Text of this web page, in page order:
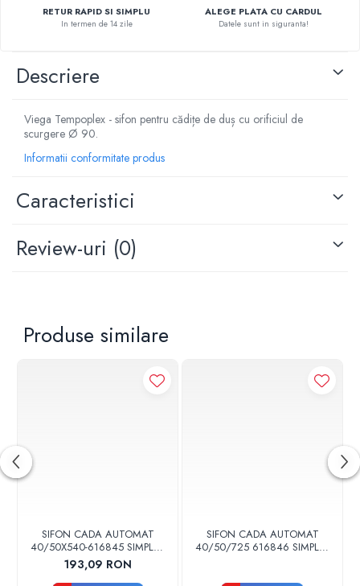
Pompe de caldura
RETUR RAPID SI SIMPLU
In termen de 14 zile
ALEGE PLATA CU CARDUL
Datele sunt in siguranta!
Descriere
Viega Tempoplex - sifon pentru cădițe de duș cu orificiul de
scurgere Ø 90.
Informatii conformitate produs
Caracteristici
Review-uri (0)
Produse similare
SIFON CADA AUTOMAT
40/50X540-616845 SIMPLEX
VIEGA
193,09 RON
SIFON CADA AUTOMAT
40/50/725 616846 SIMPLEX